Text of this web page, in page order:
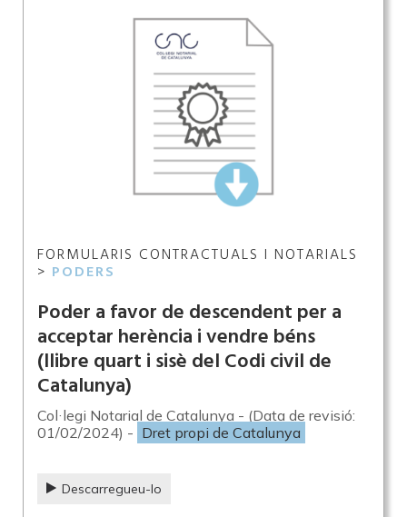
FORMULARIS CONTRACTUALS I NOTARIALS
> PODERS
Poder a favor de descendent per a
acceptar herència i vendre béns
(llibre quart i sisè del Codi civil de
Catalunya)
Col·legi Notarial de Catalunya - (Data de revisió:
01/02/2024) - Dret propi de Catalunya
Descarregueu-lo